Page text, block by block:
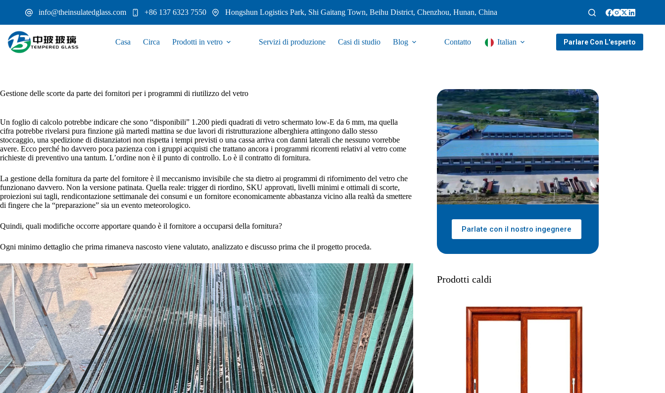
info@theinsulatedglass.com +86 137 6323 7550 Hongshun Logistics Park, Shi Gaitang Town, Beihu District, Chenzhou, Hunan, China
Casa Circa Prodotti in vetro Servizi di produzione Casi di studio Blog Contatto Italian Parlare Con L'esperto
Gestione delle scorte da parte dei fornitori per i programmi di riutilizzo del vetro
Un foglio di calcolo potrebbe indicare che sono “disponibili” 1.200 piedi quadrati di vetro schermato low-E da 6 mm, ma quella
cifra potrebbe rivelarsi pura finzione già martedì mattina se due lavori di ristrutturazione alberghiera attingono dallo stesso
stoccaggio, una spedizione di distanziatori non rispetta i tempi previsti o una cassa arriva con danni laterali che nessuno vorrebbe
avere. Ecco perché ho davvero poca pazienza con i gruppi acquisti che trattano ancora i programmi ricorrenti relativi al vetro come
richieste di preventivo una tantum. L’ordine non è il punto di controllo. Lo è il contratto di fornitura.
La gestione della fornitura da parte del fornitore è il meccanismo invisibile che sta dietro ai programmi di rifornimento del vetro che
funzionano davvero. Non la versione patinata. Quella reale: trigger di riordino, SKU approvati, livelli minimi e ottimali di scorte,
proiezioni sui tagli, rendicontazione settimanale dei consumi e un fornitore economicamente abbastanza vicino alla realtà da smettere
di fingere che la “preparazione” sia un evento meteorologico.
Quindi, quali modifiche occorre apportare quando è il fornitore a occuparsi della fornitura?
Ogni minimo dettaglio che prima rimaneva nascosto viene valutato, analizzato e discusso prima che il progetto proceda.
Parlate con il nostro ingegnere
Prodotti caldi